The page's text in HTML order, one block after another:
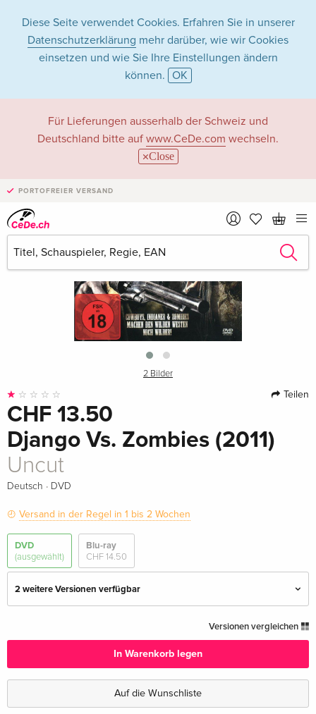
Diese Seite verwendet Cookies. Erfahren Sie in unserer
Datenschutzerklärung mehr darüber, wie wir Cookies
einsetzen und wie Sie Ihre Einstellungen ändern
können. OK
Für Lieferungen ausserhalb der Schweiz und
Deutschland bitte auf www.CeDe.com wechseln.
Close
PORTOFREIER VERSAND
›
2 Bilder
Teilen
CHF 13.50
Django Vs. Zombies (2011)
Uncut
Deutsch · DVD
Versand in der Regel in 1 bis 2 Wochen
DVD
(ausgewählt)
Blu-ray
CHF 14.50
2 weitere Versionen verfügbar
CHF 13.50
Uncut
vergriffen
Versionen vergleichen
In Warenkorb legen
Auf die Wunschliste